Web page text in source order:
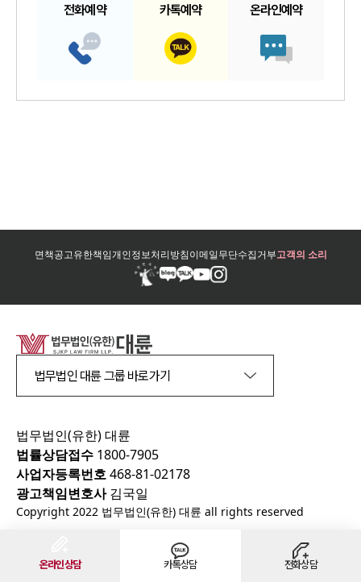
온라인상담 카톡상담 전화상담
전화예약 카톡예약 온라인예약
면책공고유한책임개인정보처리방침이메일무단수집거부고객의 소리
법무법인 대륜 그룹 바로가기
법무법인(유한) 대륜
법률상담접수 1800-7905
사업자등록번호468-81-02178
광고책임변호사김국일
Copyright 2022 법무법인(유한) 대륜 all rights reserved
천안법무법인의 주요 상담지역